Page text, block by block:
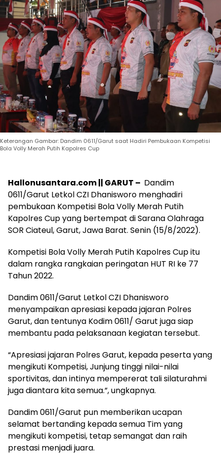
Keterangan Gambar: Dandim 0611/Garut saat Hadiri Pembukaan Kompetisi
Bola Volly Merah Putih Kapolres Cup
Hallonusantara.com || GARUT – Dandim
0611/Garut Letkol CZI Dhanisworo menghadiri
pembukaan Kompetisi Bola Volly Merah Putih
Kapolres Cup yang bertempat di Sarana Olahraga
SOR Ciateul, Garut, Jawa Barat. Senin (15/8/2022).
Kompetisi Bola Volly Merah Putih Kapolres Cup itu
dalam rangka rangkaian peringatan HUT RI ke 77
Tahun 2022.
Dandim 0611/Garut Letkol CZI Dhanisworo
menyampaikan apresiasi kepada jajaran Polres
Garut, dan tentunya Kodim 0611/ Garut juga siap
membantu pada pelaksanaan kegiatan tersebut.
“Apresiasi jajaran Polres Garut, kepada peserta yang
mengikuti Kompetisi, Junjung tinggi nilai-nilai
sportivitas, dan intinya mempererat tali silaturahmi
juga diantara kita semua.”, ungkapnya.
Dandim 0611/Garut pun memberikan ucapan
selamat bertanding kepada semua Tim yang
mengikuti kompetisi, tetap semangat dan raih
prestasi menjadi juara.